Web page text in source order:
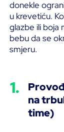
donekle
u krevetiću.
glazbe ili boja
bebu da se
smjeru.
1.
na
time)